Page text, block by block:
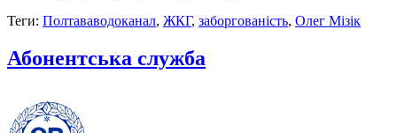
Теги: Полтававодоканал, ЖКГ, заборгованість, Олег Мізік
Абонентська служба